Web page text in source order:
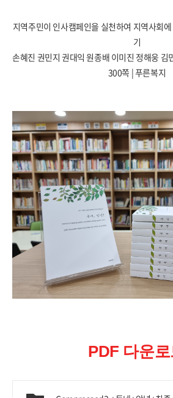
지역주민이 인사캠페인을 실천하여 지역사회
기
손혜진 권민지 권대익 원종배 이미진 정해웅 김
300쪽 | 푸른복지
PDF 다운